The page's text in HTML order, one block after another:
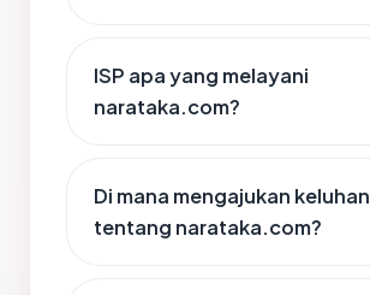
ISP apa yang melayani
narataka.com?
Di mana mengajukan keluhan
tentang narataka.com?